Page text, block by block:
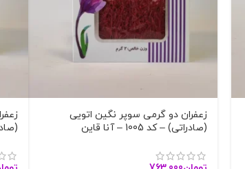
زعفران دو گرمی سوپر نگین اتویی
(صادراتی) – کد 1005 – آنا قاین